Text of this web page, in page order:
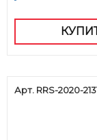
Арт. RRS-2020-